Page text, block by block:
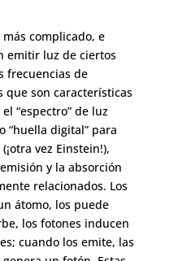
complicado, e
emitir luz de ciertos
frecuencias de
que son características
“espectro” de luz
“huella digital” para
vez Einstein!),
y la absorción
relacionados. Los
átomo, los puede
los fotones inducen
cuando los emite, las